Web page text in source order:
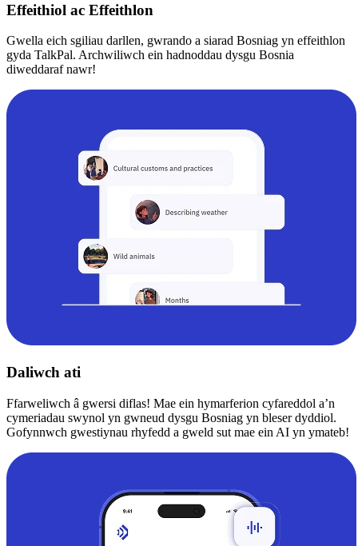
Effeithiol ac Effeithlon
Gwella eich sgiliau darllen, gwrando a siarad Bosniag yn effeithlon
gyda TalkPal. Archwiliwch ein hadnoddau dysgu Bosnia
diweddaraf nawr!
Daliwch ati
Ffarweliwch â gwersi diflas! Mae ein hymarferion cyfareddol a’n
cymeriadau swynol yn gwneud dysgu Bosniag yn bleser dyddiol.
Gofynnwch gwestiynau rhyfedd a gweld sut mae ein AI yn ymateb!